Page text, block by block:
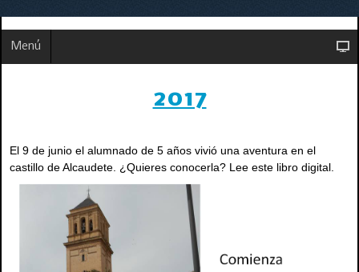
Menú
2017
El 9 de junio el alumnado de 5 años vivió una aventura en el
castillo de Alcaudete. ¿Quieres conocerla? Lee este libro digital.